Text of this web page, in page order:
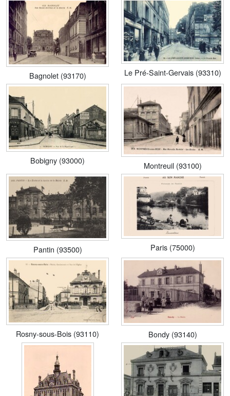
Bagnolet (93170) Le Pré-Saint-Gervais (93310)
Bobigny (93000) Montreuil (93100)
Pantin (93500) Paris (75000)
Rosny-sous-Bois (93110) Bondy (93140)